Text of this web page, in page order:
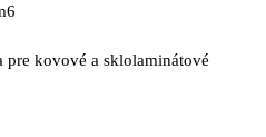
kovové a sklolaminátové